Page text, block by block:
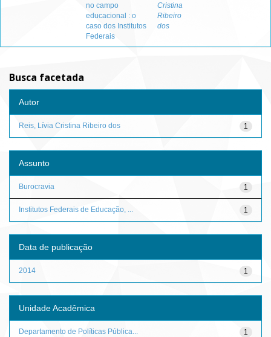
no campo
educacional : o
caso dos Institutos
Federais
Cristina
Ribeiro
dos
Busca facetada
Autor
1
Reis, Lívia Cristina Ribeiro dos
Assunto
1
Burocravia
1
Institutos Federais de Educação, ...
Data de publicação
1
2014
Unidade Acadêmica
1
Departamento de Políticas Pública...